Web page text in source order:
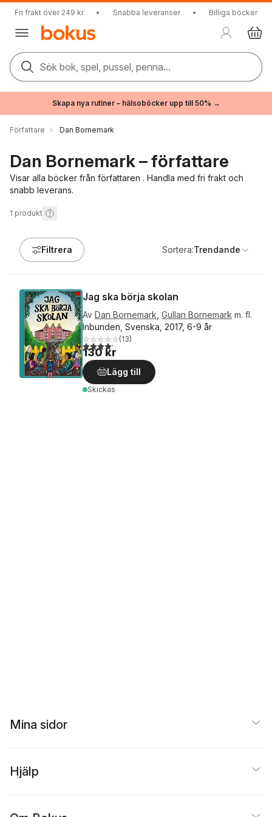
Fri frakt över 249 kr • Snabba leveranser • Billiga böcker
Sök bok, spel, pussel, penna...
Skapa nya rutiner – hälsoböcker upp till 50% →
Författare Dan Bornemark
Dan Bornemark – författare
Visar alla böcker från författaren . Handla med fri frakt och
snabb leverans.
1 produkt
Filtrera Sortera:Trendande
Jag ska börja skolan
Av Dan Bornemark Gullan Bornemark m. fl.
Inbunden, Svenska, 2017, 6-9 år
4,2utav 5 stjärnor. Totalt antal röster:
(13)
130 kr
Lägg till
Skickas
Mina sidor
Hjälp